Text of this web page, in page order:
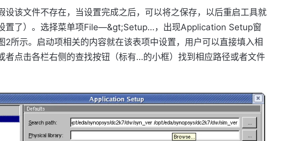
设该文件不存在，当设置完成之后，可以将之保存，以后重启工具就
置了）。选择菜单项File—&gt;Setup…，出现Application Setup窗
2所示。启动项相关的内容就在该表项中设置，用户可以直接填入相
者点击各栏右侧的查找按钮（标有…的小框）找到相应路径或者文件